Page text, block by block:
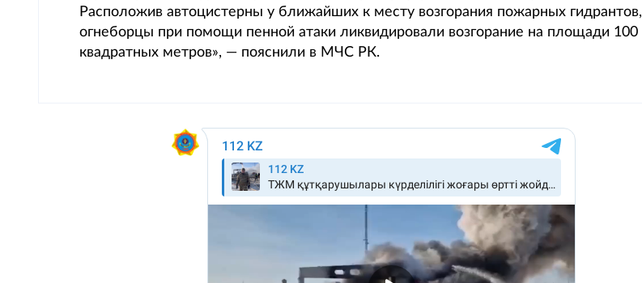
Расположив автоцистерны у ближайших к месту возгорания пожарных гидрантов,
огнеборцы при помощи пенной атаки ликвидировали возгорание на площади 100
квадратных метров», — пояснили в МЧС РК.